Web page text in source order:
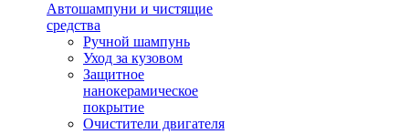
Автошампуни и чистящие
средства
Ручной шампунь
Уход за кузовом
Защитное
нанокерамическое
покрытие
Очистители двигателя